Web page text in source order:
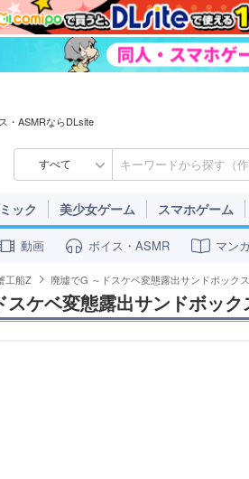
・ASMRならDLsite
すべて
ック 美少女ゲーム スマホゲーム
動画 ボイス・ASMR マン
工船Z 廃墟でG ～ドスケベ変態露出サンドボック
スケベ変態露出サンドボック